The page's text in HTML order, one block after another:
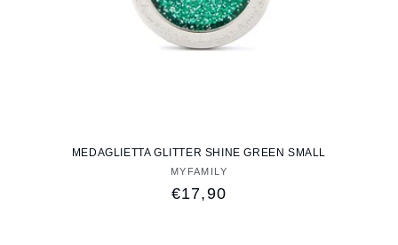
MEDAGLIETTA GLITTER SHINE GREEN SMALL
Fornitore:
MYFAMILY
Prezzo
€17,90